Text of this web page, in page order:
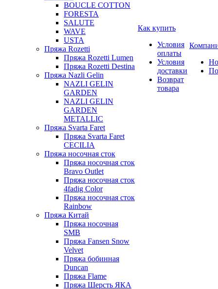
BOUCLE COTTON
FORESTA
SALUTE
WAVE
USTA
Пряжа Rozetti
Пряжа Rozetti Lumen
Пряжа Rozetti Destina
Пряжа Nazli Gelin
NAZLI GELIN
GARDEN
NAZLI GELIN
GARDEN
METALLIC
Пряжа Svarta Faret
Пряжа Svarta Faret
CECILIA
Пряжа носочная сток
Пряжа носочная сток
Bravo Outlet
Пряжа носочная сток
4fadig Color
Пряжа носочная сток
Rainbow
Пряжа Китай
Пряжа носочная
SMB
Пряжа Fansen Snow
Velvet
Пряжа бобинная
Duncan
Пряжа Flame
Пряжа Шерсть ЯКА
Как купить
Условия
оплаты
Условия
доставки
Возврат
товара